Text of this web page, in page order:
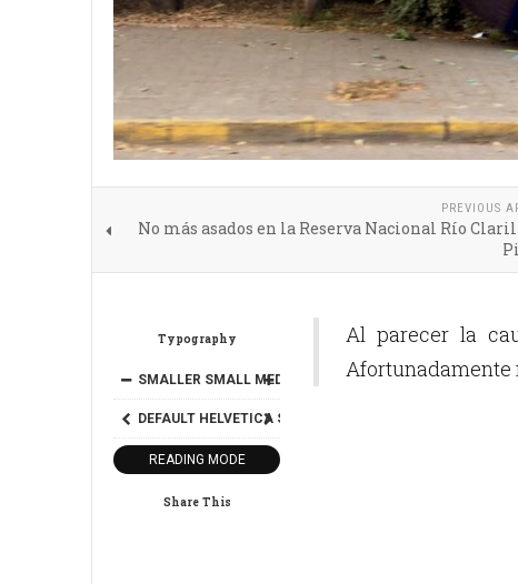
PREVIOUS
No más asados en la Reserva Nacional Río
Typography
SMALLER SMALL MEDIUM BIGGER
DEFAULT HELVETICA SEGOE
READING MODE
Share This
Al parecer la
Afortunadamente